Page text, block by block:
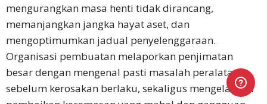
mengurangkan masa henti tidak dirancang,
memanjangkan jangka hayat aset, dan
mengoptimumkan jadual penyelenggaraan.
Organisasi pembuatan melaporkan penjimatan
besar dengan mengenal pasti masalah peralatan
sebelum kerosakan berlaku, sekaligus mengelakkan